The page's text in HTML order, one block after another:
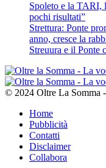
Spoleto e la TARI,
pochi risultati”
Strettura: Ponte
anno, cresce la
Streuura e il Ponte
© 2024 Oltre La Somma
Home
Pubblicità
Contatti
Disclaimer
Collabora